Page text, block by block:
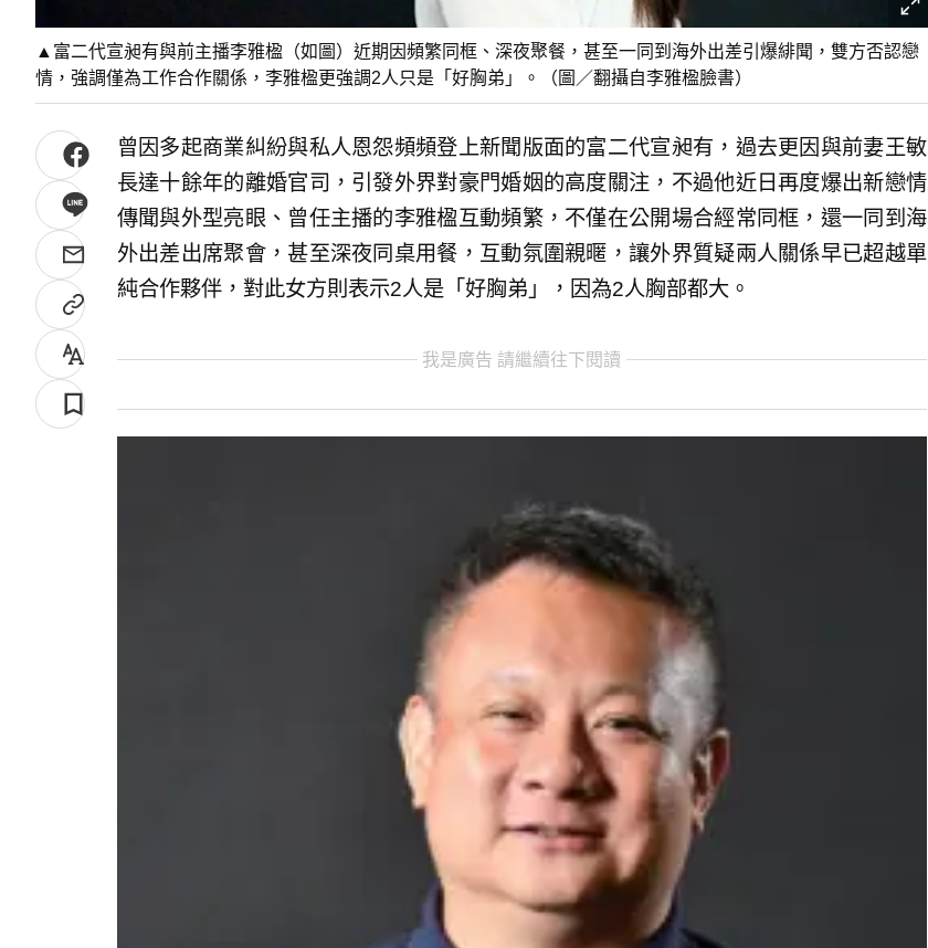
▲富二代宣昶有與前主播李雅楹（如圖）近期因頻繁同框、深夜聚餐，甚至一同到海外出差引爆緋聞，雙方否認戀
情，強調僅為工作合作關係，李雅楹更強調2人只是「好胸弟」。（圖／翻攝自李雅楹臉書）
曾因多起商業糾紛與私人恩怨頻頻登上新聞版面的富二代宣昶有，過去更因與前妻王敏
長達十餘年的離婚官司，引發外界對豪門婚姻的高度關注，不過他近日再度爆出新戀情
傳聞與外型亮眼、曾任主播的李雅楹互動頻繁，不僅在公開場合經常同框，還一同到海
外出差出席聚會，甚至深夜同桌用餐，互動氛圍親暱，讓外界質疑兩人關係早已超越單
純合作夥伴，對此女方則表示2人是「好胸弟」，因為2人胸部都大。
我是廣告 請繼續往下閱讀